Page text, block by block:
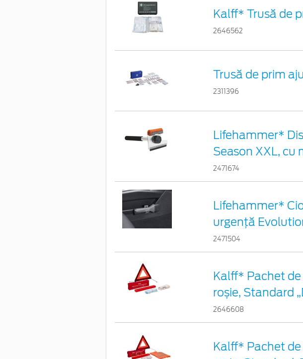
Kalff* Trusă de
2646562
Trusă de prim
2311396
Lifehammer*
Season XXL, cu
2471674
Lifehammer*
urgenţă
2471504
Kalff* Pachet
roșie, Standard
2646608
Kalff* Pachet